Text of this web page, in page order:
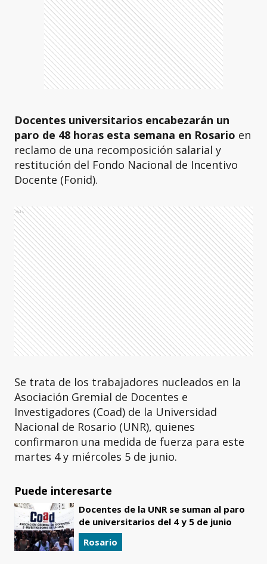
Docentes universitarios encabezarán un
paro de 48 horas esta semana en Rosario en
reclamo de una recomposición salarial y
restitución del Fondo Nacional de Incentivo
Docente (Fonid).
Ads
Se trata de los trabajadores nucleados en la
Asociación Gremial de Docentes e
Investigadores (Coad) de la Universidad
Nacional de Rosario (UNR), quienes
confirmaron una medida de fuerza para este
martes 4 y miércoles 5 de junio.
Puede interesarte
Docentes de la UNR se suman al paro
de universitarios del 4 y 5 de junio
Rosario